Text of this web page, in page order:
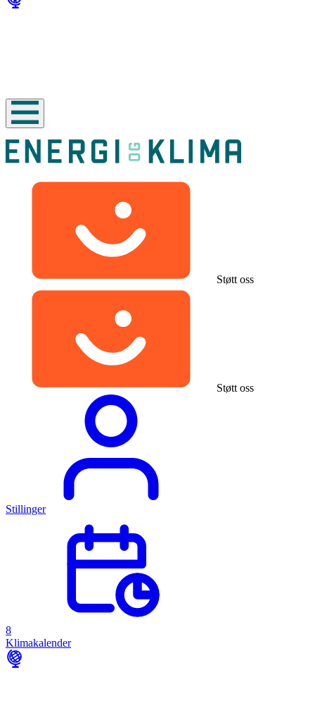
Støtt oss
Støtt oss
Stillinger
8
Klimakalender